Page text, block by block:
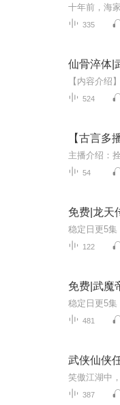
335
仙骨淬体|
524
【古言多
54
免费|龙天
122
免费|武魔
481
武侠仙侠
387